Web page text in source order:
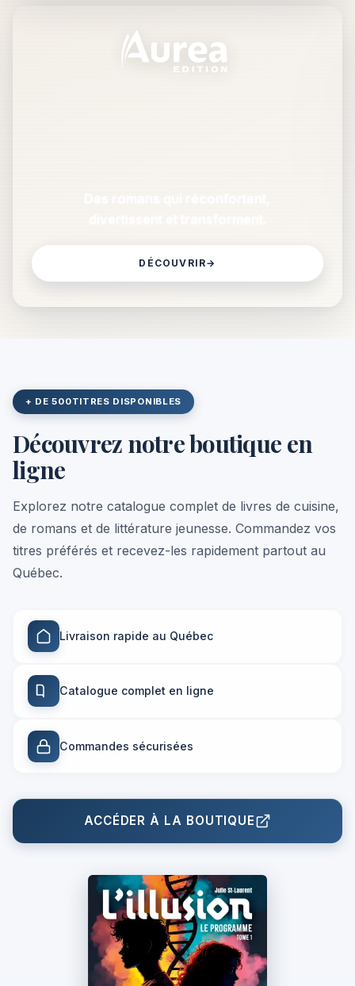
DÉCOUVRIR→
+ DE 500TITRES DISPONIBLES
Découvrez notre boutique en
ligne
Explorez notre catalogue complet de livres de cuisine,
de romans et de littérature jeunesse. Commandez vos
titres préférés et recevez-les rapidement partout au
Québec.
Livraison rapide au Québec
Catalogue complet en ligne
Commandes sécurisées
ACCÉDER À LA BOUTIQUE